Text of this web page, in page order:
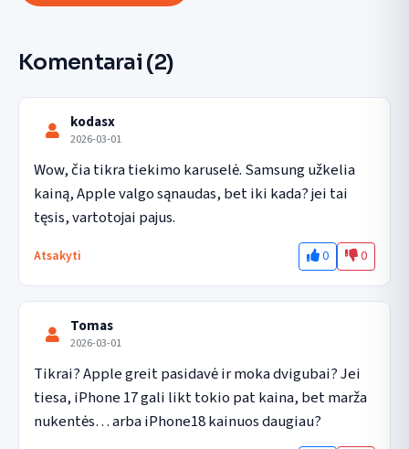
Komentarai (2)
kodasx
2026-03-01
Wow, čia tikra tiekimo karuselė. Samsung užkelia
kainą, Apple valgo sąnaudas, bet iki kada? jei tai
tęsis, vartotojai pajus.
Atsakyti 0 0
Tomas
2026-03-01
Tikrai? Apple greit pasidavė ir moka dvigubai? Jei
tiesa, iPhone 17 gali likt tokio pat kaina, bet marža
nukentės… arba iPhone18 kainuos daugiau?